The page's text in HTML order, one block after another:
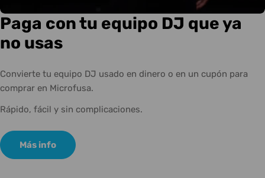
Paga con tu equipo DJ que ya
no usas
Convierte tu equipo DJ usado en dinero o en un cupón para
comprar en Microfusa.
Rápido, fácil y sin complicaciones.
Más info